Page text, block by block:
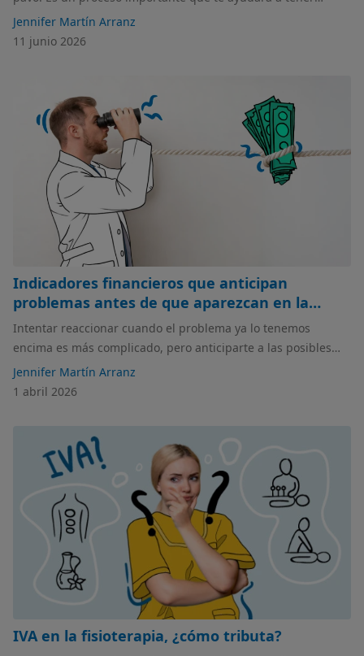
mayor visibilidad, control y poder anticiparte a imprevistos.
En este artículo analizamos paso a paso lo que debes hacer y
Jennifer Martín Arranz
11 junio 2026
Indicadores financieros que anticipan
problemas antes de que aparezcan en la
cuenta bancaria
Intentar reaccionar cuando el problema ya lo tenemos
encima es más complicado, pero anticiparte a las posibles
alertas de tu cuenta bancaria, ¡es posible! En este artículo
hablamos de cuáles son los indicadores financieros que
Jennifer Martín Arranz
1 abril 2026
IVA en la fisioterapia, ¿cómo tributa?